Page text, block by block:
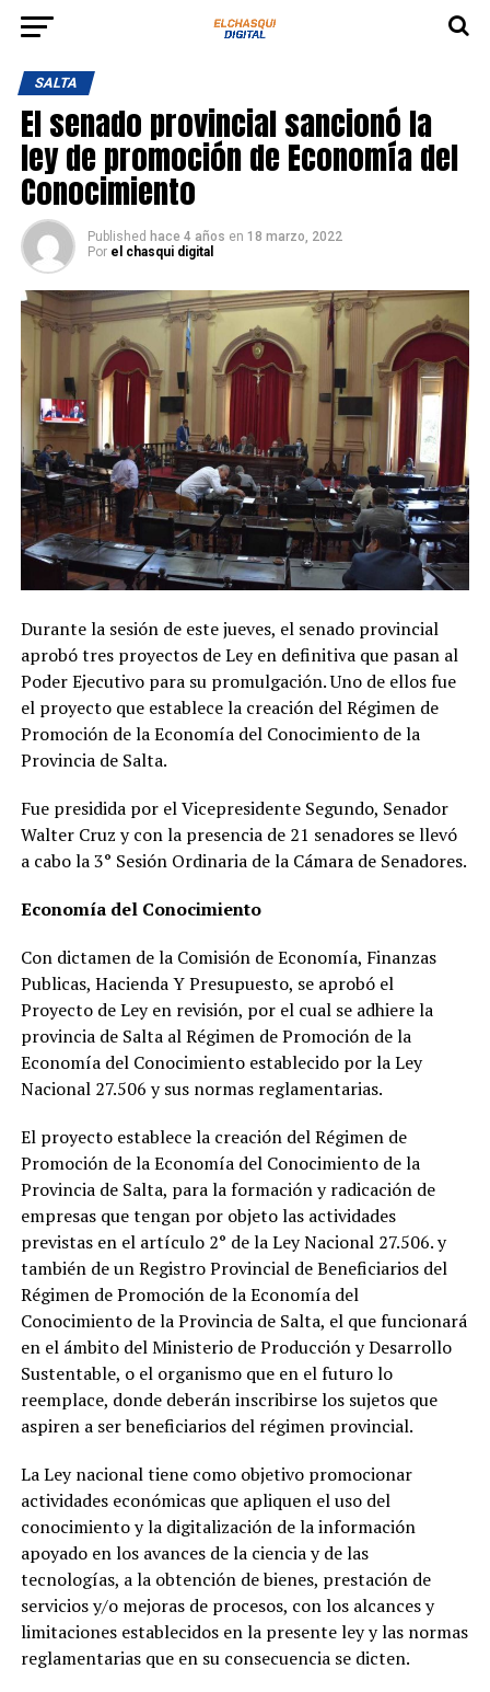
SALTA
El senado provincial sancionó la
ley de promoción de Economía del
Conocimiento
Published hace 4 años en 18 marzo, 2022
Por el chasqui digital
Durante la sesión de este jueves, el senado provincial
aprobó tres proyectos de Ley en definitiva que pasan al
Poder Ejecutivo para su promulgación. Uno de ellos fue
el proyecto que establece la creación del Régimen de
Promoción de la Economía del Conocimiento de la
Provincia de Salta.
Fue presidida por el Vicepresidente Segundo, Senador
Walter Cruz y con la presencia de 21 senadores se llevó
a cabo la 3° Sesión Ordinaria de la Cámara de Senadores.
Economía del Conocimiento
Con dictamen de la Comisión de Economía, Finanzas
Publicas, Hacienda Y Presupuesto, se aprobó el
Proyecto de Ley en revisión, por el cual se adhiere la
provincia de Salta al Régimen de Promoción de la
Economía del Conocimiento establecido por la Ley
Nacional 27.506 y sus normas reglamentarias.
El proyecto establece la creación del Régimen de
Promoción de la Economía del Conocimiento de la
Provincia de Salta, para la formación y radicación de
empresas que tengan por objeto las actividades
previstas en el artículo 2° de la Ley Nacional 27.506. y
también de un Registro Provincial de Beneficiarios del
Régimen de Promoción de la Economía del
Conocimiento de la Provincia de Salta, el que funcionará
en el ámbito del Ministerio de Producción y Desarrollo
Sustentable, o el organismo que en el futuro lo
reemplace, donde deberán inscribirse los sujetos que
aspiren a ser beneficiarios del régimen provincial.
La Ley nacional tiene como objetivo promocionar
actividades económicas que apliquen el uso del
conocimiento y la digitalización de la información
apoyado en los avances de la ciencia y de las
tecnologías, a la obtención de bienes, prestación de
servicios y/o mejoras de procesos, con los alcances y
limitaciones establecidos en la presente ley y las normas
reglamentarias que en su consecuencia se dicten.